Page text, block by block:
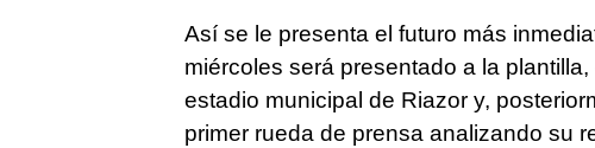
Así se le presenta el futuro más
miércoles será presentado a la
estadio municipal de Riazor y,
primer rueda de prensa analizando su